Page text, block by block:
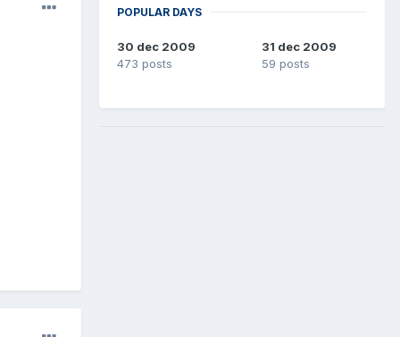
POPULAR DAYS
30 dec 2009
473 posts
31 dec 2009
59 posts